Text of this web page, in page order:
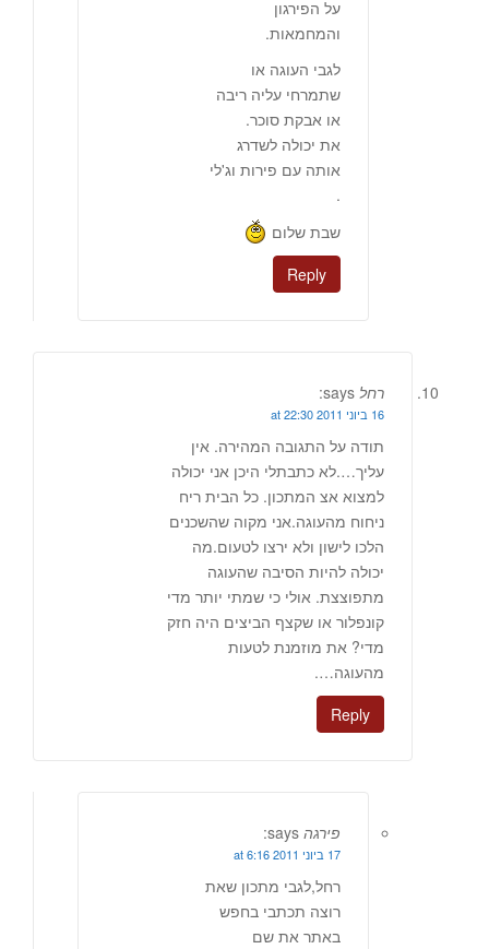
על הפירגון
והמחמאות.
לגבי העוגה או
שתמרחי עליה ריבה
או אבקת סוכר.
את יכולה לשדרג
אותה עם פירות וג'לי
.
שבת שלום
Reply
רחל says:
16 ביוני 2011 at 22:30
תודה על התגובה המהירה. אין
עליך….לא כתבתלי היכן אני יכולה
למצוא אצ המתכון. כל הבית ריח
ניחוח מהעוגה.אני מקוה שהשכנים
הלכו לישון ולא ירצו לטעום.מה
יכולה להיות הסיבה שהעוגה
מתפוצצת. אולי כי שמתי יותר מדי
קונפלור או שקצף הביצים היה חזק
מדי? את מוזמנת לטעות
מהעוגה….
Reply
פירגה says:
17 ביוני 2011 at 6:16
רחל,לגבי מתכון שאת
רוצה תכתבי בחפש
באתר את שם